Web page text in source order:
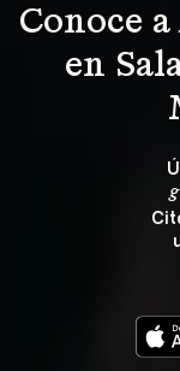
Conoce a
en